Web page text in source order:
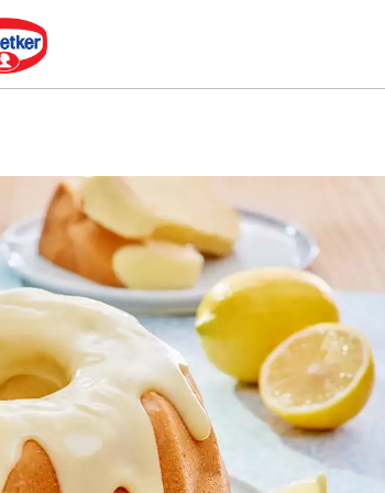
Dr. Oetker